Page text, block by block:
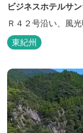
ビジネスホテルサ
Ｒ４２号沿い、風
東紀州